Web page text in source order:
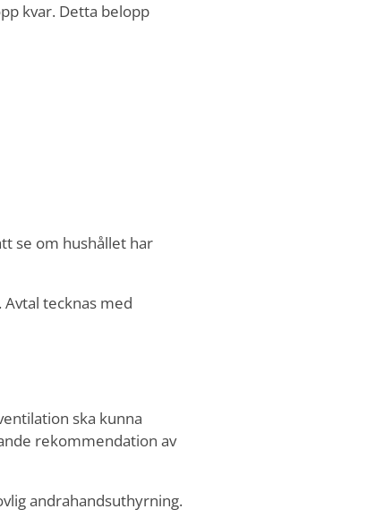
kvar. Detta belopp
se om hushållet har
tecknas med
ska kunna
rekommendation av
andrahandsuthyrning.